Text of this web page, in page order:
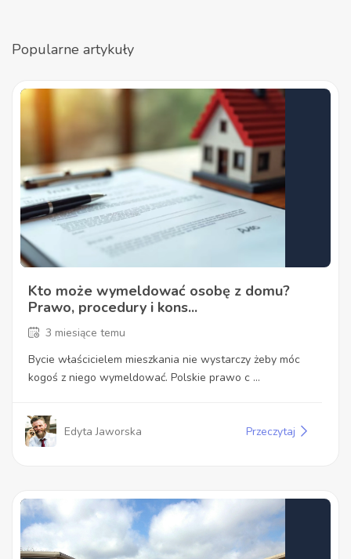
Popularne artykuły
Kto może wymeldować osobę z domu?
Prawo, procedury i kons...
3 miesiące temu
Bycie właścicielem mieszkania nie wystarczy żeby móc
kogoś z niego wymeldować. Polskie prawo c ...
Edyta Jaworska Przeczytaj